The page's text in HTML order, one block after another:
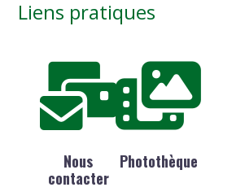
Liens pratiques
Nous
contacter
Photothèque